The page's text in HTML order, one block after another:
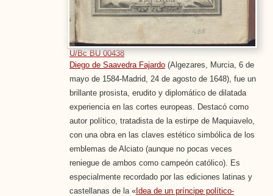
U/Bc BU 00438
Diego de Saavedra Fajardo(Algezares, Murcia, 6 de
mayo de 1584-Madrid, 24 de agosto de 1648), fue un
brillante prosista, erudito y diplomático de dilatada
experiencia en las cortes europeas. Destacó como
autor político, tratadista de la estirpe de Maquiavelo,
con una obra en las claves estético simbólica de los
emblemas de Alciato (aunque no pocas veces
reniegue de ambos como campeón católico). Es
especialmente recordado por las ediciones latinas y
castellanas de la «Idea de un príncipe político-